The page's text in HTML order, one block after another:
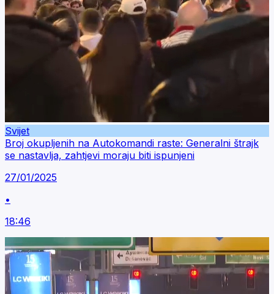
Svijet
Broj okupljenih na Autokomandi raste: Generalni štrajk
se nastavlja, zahtjevi moraju biti ispunjeni
27/01/2025
•
18:46